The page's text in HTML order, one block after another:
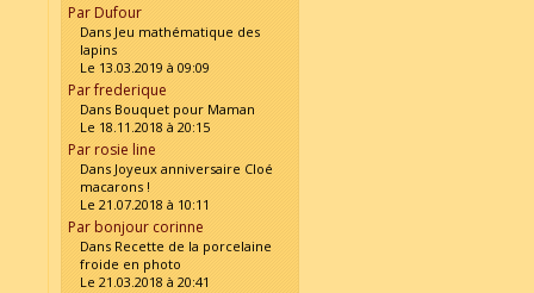
Par Dufour
Dans Jeu mathématique des
lapins
Le 13.03.2019 à 09:09
Par frederique
Dans Bouquet pour Maman
Le 18.11.2018 à 20:15
Par rosie line
Dans Joyeux anniversaire Cloé
macarons !
Le 21.07.2018 à 10:11
Par bonjour corinne
Dans Recette de la porcelaine
froide en photo
Le 21.03.2018 à 20:41